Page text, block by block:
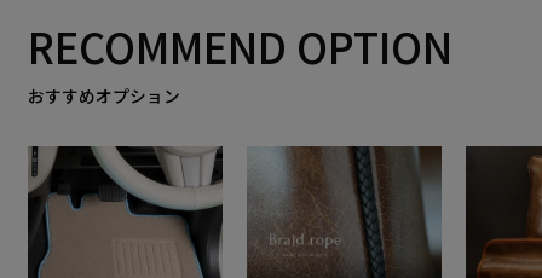
RECOMMEND OPTION
おすすめオプション